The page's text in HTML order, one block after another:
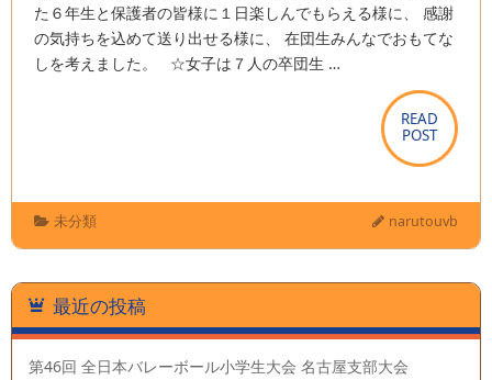
た６年生と保護者の皆様に１日楽しんでもらえる様に、 感謝
の気持ちを込めて送り出せる様に、 在団生みんなでおもてな
しを考えました。 ☆女子は７人の卒団生 …
READ
POST
READ
POST
未分類 narutouvb
最近の投稿
第46回 全日本バレーボール小学生大会 名古屋支部大会